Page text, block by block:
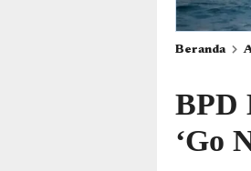
Beranda
BPD
‘Go